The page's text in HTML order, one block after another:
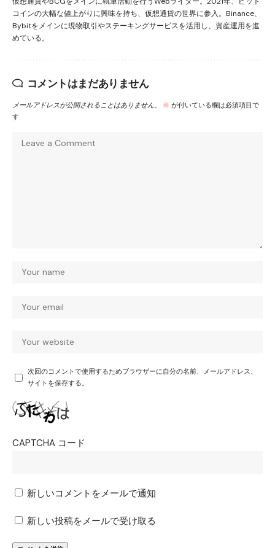
コインの大幅な値上がりに興味を持ち、仮想通貨の世界に参入。Binance、
Bybitをメインに現物取引やステーキングサービスを活用し、資産運用を進
めている。
コメントはまだありません
メールアドレスが公開されることはありません。 ※ が付いている欄は必須項目で
す
次回のコメントで使用するためブラウザーに自分の名前、メールアドレス、
サイトを保存する。
CAPTCHA コード
新しいコメントをメールで通知
新しい投稿をメールで受け取る